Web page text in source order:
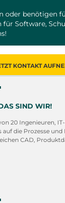
oder benötigen
für Software,
KONTAKT
SIND WIR!
20 Ingenieuren,
die Prozesse und
CAD,